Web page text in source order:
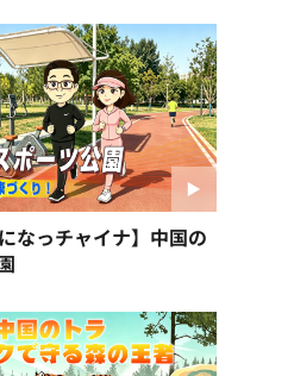
なっチャイナ】中国の